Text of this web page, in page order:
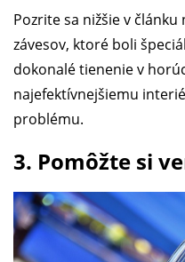
Pozrite sa nižšie v
závesov, ktoré boli
dokonalé tienenie v
najefektívnejšiemu
problému.
3. Pomôžte si